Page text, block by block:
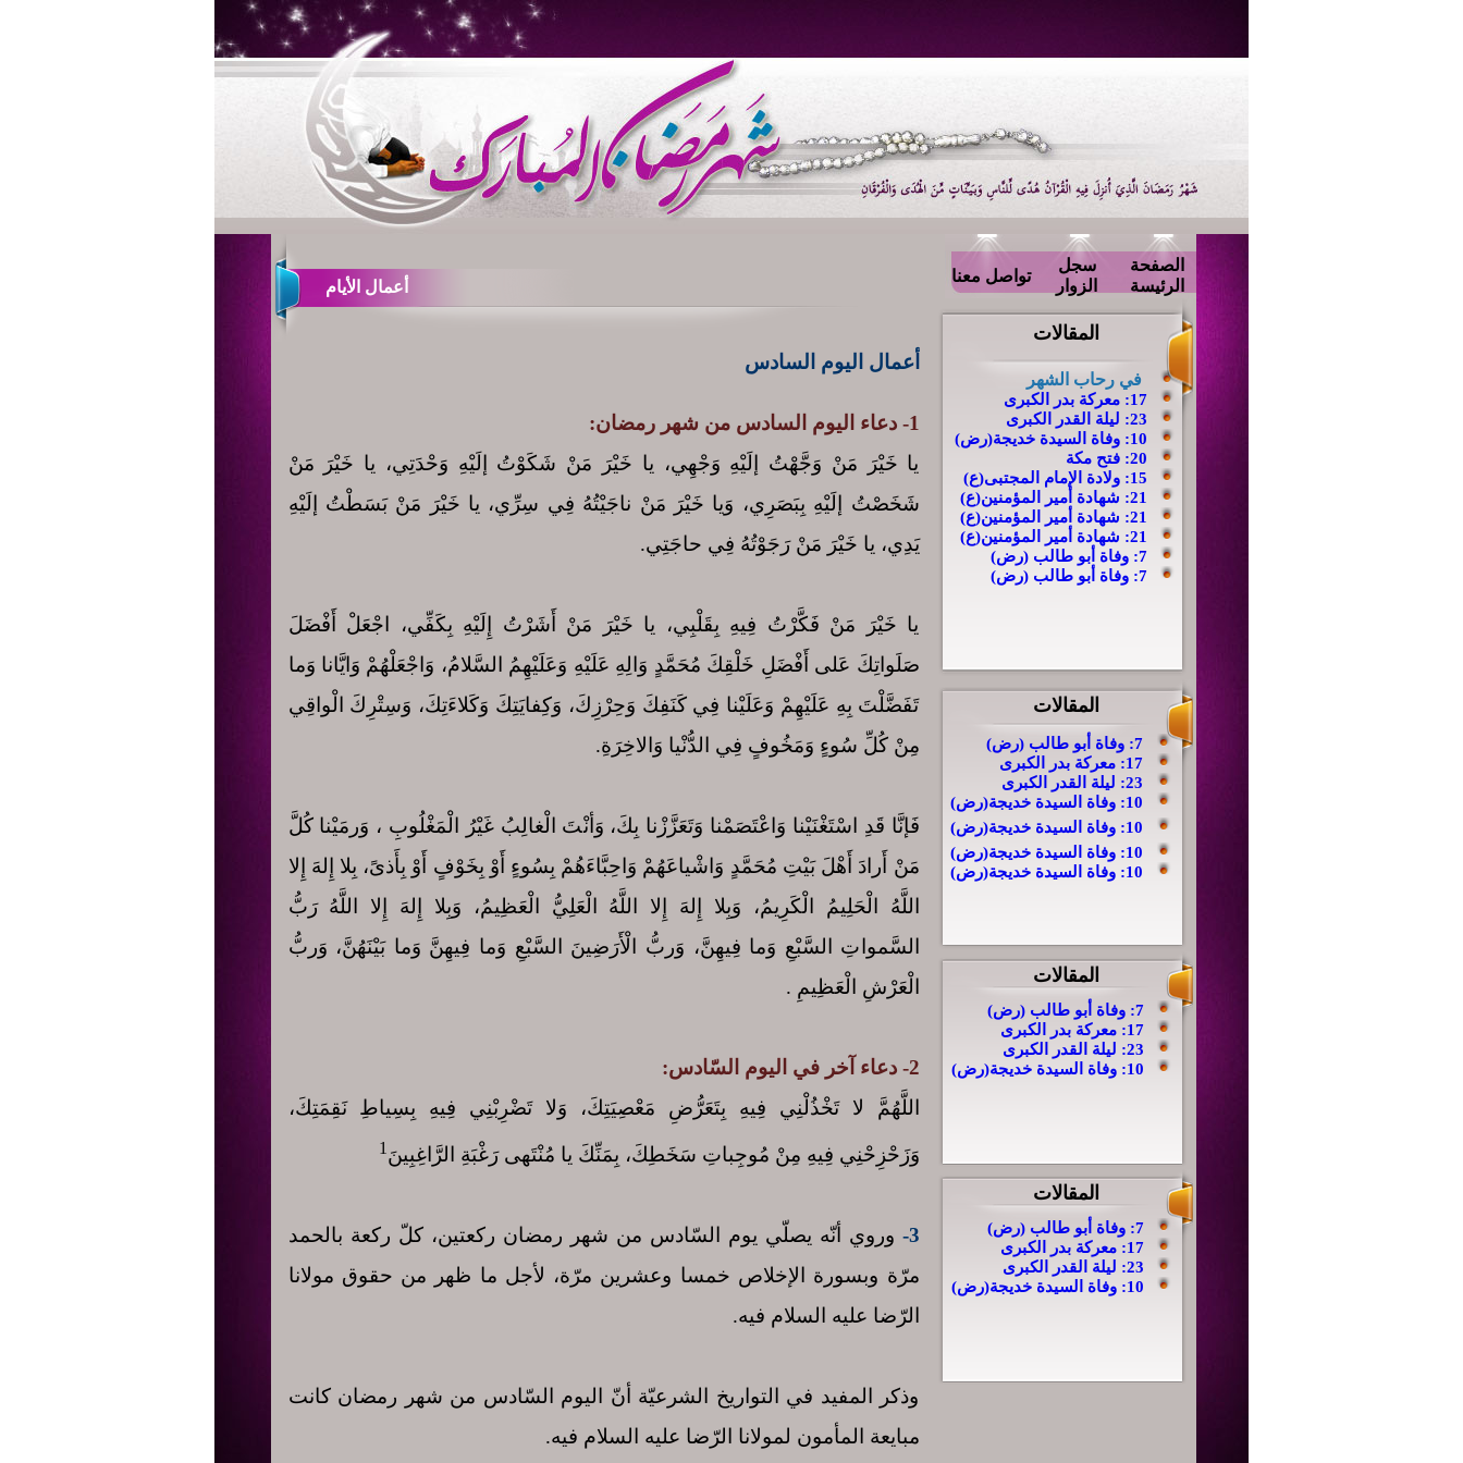
الصفحة
الرئيسة
سجل
الزوار
تواصل معنا
المقالات
في رحاب الشهر
17: معركة بدر الكبرى
23:
ليلة القدر الكبرى
10: وفاة السيدة خديجة(رض)
20: فتح مكة
15: ولادة الإمام المجتبى(ع)
21: شهادة أمير المؤمنين(ع)
21: شهادة أمير المؤمنين(ع)
21: شهادة أمير المؤمنين(ع)
7: وفاة أبو طالب (رض)
7: وفاة أبو طالب (رض)
المقالات
7: وفاة أبو طالب (رض)
17: معركة بدر الكبرى
23:
ليلة القدر الكبرى
10: وفاة السيدة خديجة(رض)
10: وفاة السيدة خديجة(رض)
10: وفاة السيدة خديجة(رض)
10: وفاة السيدة خديجة(رض)
المقالات
7: وفاة أبو طالب (رض)
17: معركة بدر الكبرى
23:
ليلة القدر الكبرى
10: وفاة السيدة خديجة(رض)
المقالات
7: وفاة أبو طالب (رض)
17: معركة بدر الكبرى
23:
ليلة القدر الكبرى
10: وفاة السيدة خديجة(رض)
أعمال الأيام
أعمال اليوم السادس
1- دعاء اليوم السادس من شهر رمضان:
يا خَيْرَ مَنْ وَجَّهْتُ إلَيْهِ وَجْهِي، يا خَيْرَ مَنْ شَكَوْتُ إلَيْهِ وَحْدَتِي، يا خَيْرَ مَنْ
شَخَصْتُ إلَيْهِ بِبَصَرِي، وَيا خَيْرَ مَنْ ناجَيْتُهُ فِي سِرِّي، يا خَيْرَ مَنْ بَسَطْتُ إلَيْهِ
يَدِي، يا خَيْرَ مَنْ رَجَوْتُهُ فِي حاجَتِي.
يا خَيْرَ مَنْ فَكَّرْتُ فِيهِ بِقَلْبِي، يا خَيْرَ مَنْ أَشَرْتُ إِلَيْهِ بِكَفِّي، اجْعَلْ أَفْضَلَ
صَلَواتِكَ عَلى‏ أَفْضَلِ خَلْقِكَ مُحَمَّدٍ وَالِهِ عَلَيْهِ وَعَلَيْهِمُ السَّلامُ، وَاجْعَلْهُمْ وَايَّانا وَما
تَفَضَّلْتَ بِهِ عَلَيْهِمْ وَعَلَيْنا فِي كَنَفِكَ وَحِرْزِكَ، وَكِفايَتِكَ وَكَلاءَتِكَ، وَسِتْرِكَ الْواقِي
مِنْ كُلِّ سُوءٍ وَمَخُوفٍ فِي الدُّنْيا وَالاخِرَةِ.
فَإنَّا قَدِ اسْتَغْنَيْنا وَاعْتَصَمْنا وَتَعَزَّزْنا بِكَ، وَأنْتَ الْغالِبُ غَيْرُ الْمَغْلُوبِ ، وَرمَيْنا كُلَّ
مَنْ أَرادَ أَهْلَ بَيْتِ مُحَمَّدٍ وَاشْياعَهُمْ وَاحِبَّاءَهُمْ بِسُوءٍ أَوْ بِخَوْفٍ أَوْ بِأَذىً، بِلا إِلهَ إِلا
اللَّهُ الْحَلِيمُ الْكَرِيمُ، وَبِلا إِلهَ إِلا اللَّهُ الْعَلِيُّ الْعَظِيمُ، وَبِلا إِلهَ إِلا اللَّهُ رَبُّ
السَّمواتِ السَّبْعِ وَما فِيهِنَّ، وَربُّ الْأَرَضِينَ السَّبْعِ وَما فِيهِنَّ وَما بَيْنَهُنَّ، وَربُّ
الْعَرْشِ الْعَظِيمِ .
2- دعاء آخر في اليوم السّادس:
اللَّهُمَّ لا تَخْذُلْنِي فِيهِ بِتَعَرُّضِ مَعْصِيَتِكَ، وَلا تَضْرِبْنِي فِيهِ بِسِياطِ نَقِمَتِكَ،
وَزَحْزِحْنِي فِيهِ مِنْ مُوجِباتِ سَخَطِكَ، بِمَنِّكَ يا مُنْتَهى‏ رَغْبَةِ الرَّاغِبِينَ 1
3-
وروي أنّه يصلّي يوم السّادس من شهر رمضان ركعتين، كلّ ركعة بالحمد
مرّة وبسورة الإخلاص خمسا وعشرين مرّة، لأجل ما ظهر من حقوق مولانا
الرّضا عليه السلام فيه.
وذكر المفيد في التواريخ الشرعيّة أنّ اليوم السّادس من شهر رمضان كانت
مبايعة المأمون لمولانا الرّضا عليه السلام فيه.